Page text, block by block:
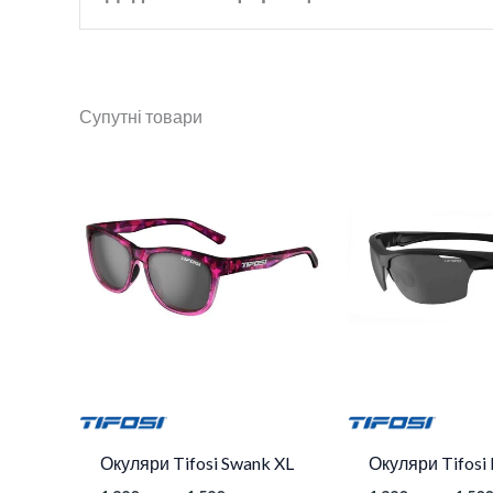
Колір
Супутні товари
Окуляри Tifosi Swank XL
до
1
Окуляри Tifosi